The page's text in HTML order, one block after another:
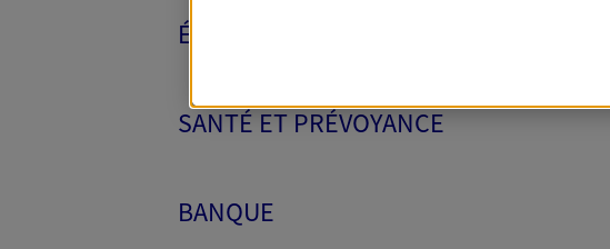
ÉPARGNE ET RETRAITE
SANTÉ ET PRÉVOYANCE
BANQUE